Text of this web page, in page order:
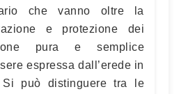
che vanno oltre la
e protezione dei
pura e semplice
espressa dall’erede in
Si può distinguere tra le